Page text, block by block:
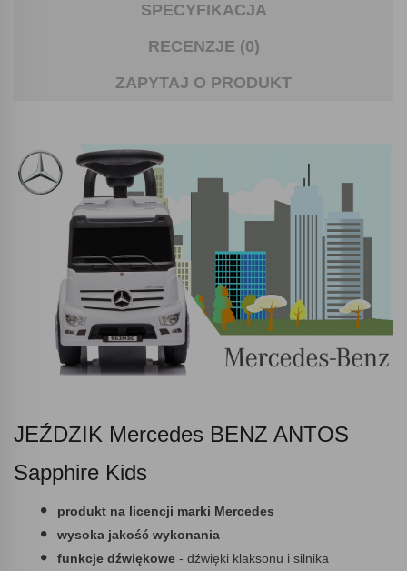
SPECYFIKACJA
RECENZJE (0)
ZAPYTAJ O PRODUKT
JEŹDZIK Mercedes BENZ ANTOS
Sapphire Kids
produkt na licencji marki Mercedes
wysoka jakość wykonania
funkcje dźwiękowe - dźwięki klaksonu i silnika